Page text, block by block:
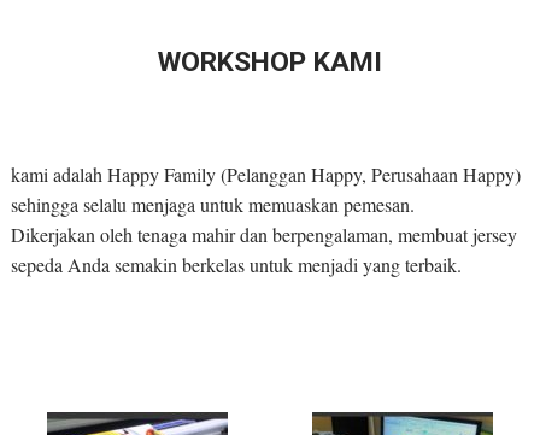
WORKSHOP KAMI
kami adalah Happy Family (Pelanggan Happy, Perusahaan Happy)
sehingga selalu menjaga untuk memuaskan pemesan.
Dikerjakan oleh tenaga mahir dan berpengalaman, membuat jersey
sepeda Anda semakin berkelas untuk menjadi yang terbaik.